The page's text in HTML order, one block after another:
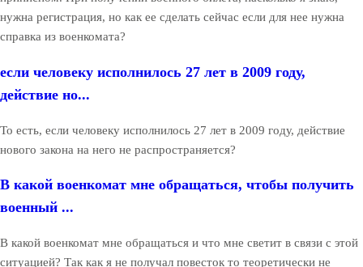
нужна регистрация, но как ее сделать сейчас если для нее нужна
справка из военкомата?
если человеку исполнилось 27 лет в 2009 году,
действие но...
То есть, если человеку исполнилось 27 лет в 2009 году, действие
нового закона на него не распространяется?
В какой военкомат мне обращаться, чтобы получить
военный ...
В какой военкомат мне обращаться и что мне светит в связи с этой
ситуацией? Так как я не получал повесток то теоретически не